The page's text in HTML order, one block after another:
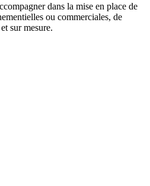
dans la mise en place de
ou commerciales, de
sur mesure.